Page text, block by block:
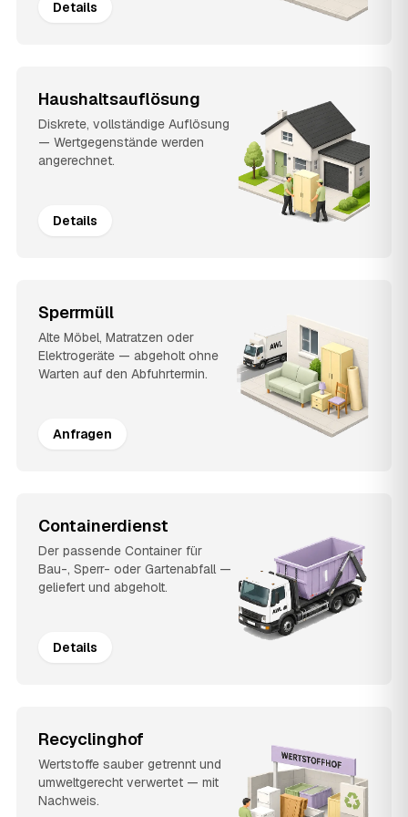
Details
Haushaltsauflösung
Diskrete, vollständige Auflösung
— Wertgegenstände werden
angerechnet.
Details
Sperrmüll
Alte Möbel, Matratzen oder
Elektrogeräte — abgeholt ohne
Warten auf den Abfuhrtermin.
Anfragen
Containerdienst
Der passende Container für
Bau-, Sperr- oder Gartenabfall —
geliefert und abgeholt.
Details
Recyclinghof
Wertstoffe sauber getrennt und
umweltgerecht verwertet — mit
Nachweis.